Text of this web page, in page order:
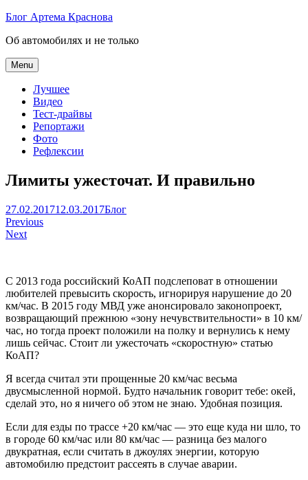
Skip
content
Блог Артема Краснова
Об автомобилях и не только
Menu
Лучшее
Видео
Тест-драйвы
Репортажи
Фото
Рефлексии
Лимиты ужесточат. И правильно
Артем
Краснов
27.02.201712.03.2017Блог
Навигация
по
Previous
Next
С 2013 года российский КоАП подслеповат в отношении
любителей превысить скорость, игнорируя нарушение до 20
км/час. В 2015 году МВД уже анонсировало законопроект,
возвращающий прежнюю «зону нечувствительности» в 10 км/
час, но тогда проект положили на полку и вернулись к нему
лишь сейчас. Стоит ли ужесточать «скоростную» статью
КоАП?
Я всегда считал эти прощенные 20 км/час весьма
двусмысленной нормой. Будто начальник говорит тебе: окей,
сделай это, но я ничего об этом не знаю. Удобная позиция.
Если для езды по трассе +20 км/час — это еще куда ни шло, то
в городе 60 км/час или 80 км/час — разница без малого
двукратная, если считать в джоулях энергии, которую
автомобилю предстоит рассеять в случае аварии.